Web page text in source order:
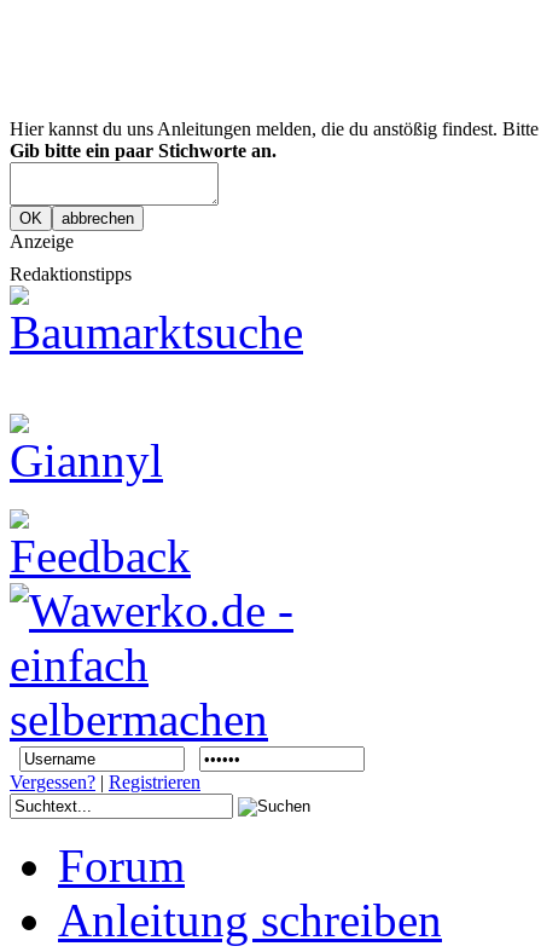
Hier kannst du uns Anleitungen melden, die du anstößig findest.
Gib bitte ein paar Stichworte an.
Anzeige
Redaktionstipps
Vergessen? | Registrieren
Forum
Anleitung schreiben